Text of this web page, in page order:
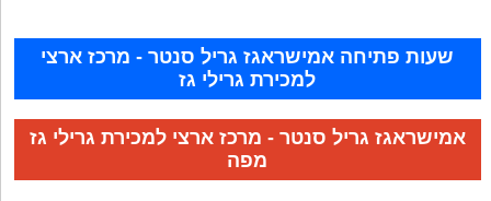
שעות פתיחה אמישראגז גריל סנטר - מרכז ארצי
למכירת גרילי גז
אמישראגז גריל סנטר - מרכז ארצי למכירת גרילי גז
מפה